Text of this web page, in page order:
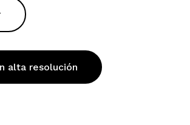
alta resolución